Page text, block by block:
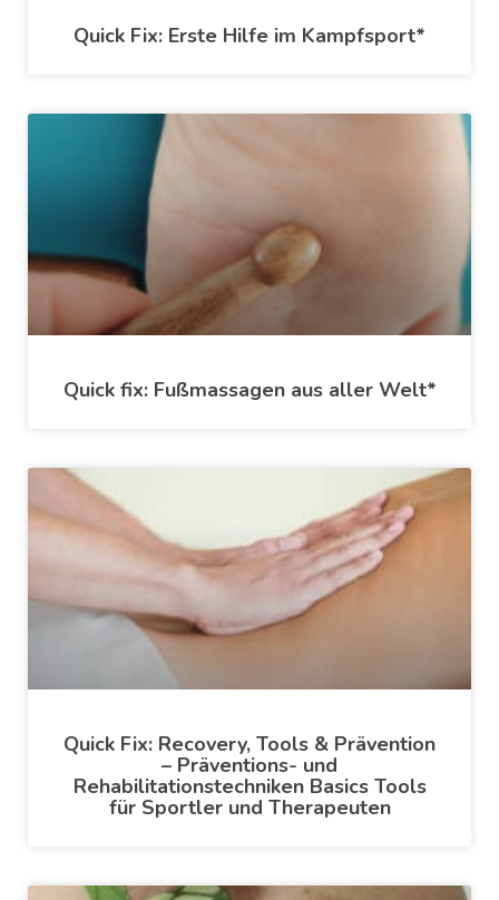
Quick Fix: Erste Hilfe im Kampfsport*
Quick fix: Fußmassagen aus aller Welt*
Quick Fix: Recovery, Tools & Prävention
– Präventions- und
Rehabilitationstechniken Basics Tools
für Sportler und Therapeuten